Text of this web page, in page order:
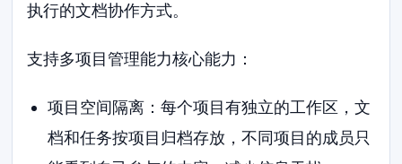
执行的文档协作方式。
支持多项目管理能力核心能力：
项目空间隔离：每个项目有独立的工作区，文
档和任务按项目归档存放，不同项目的成员只